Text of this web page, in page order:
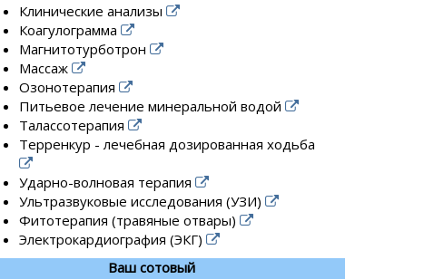
Клинические анализы
Коагулограмма
Магнитотурботрон
Массаж
Озонотерапия
Питьевое лечение минеральной водой
Талассотерапия
Терренкур - лечебная дозированная ходьба
Ударно-волновая терапия
Ультразвуковые исследования (УЗИ)
Фитотерапия (травяные отвары)
Электрокардиография (ЭКГ)
Ваш сотовый